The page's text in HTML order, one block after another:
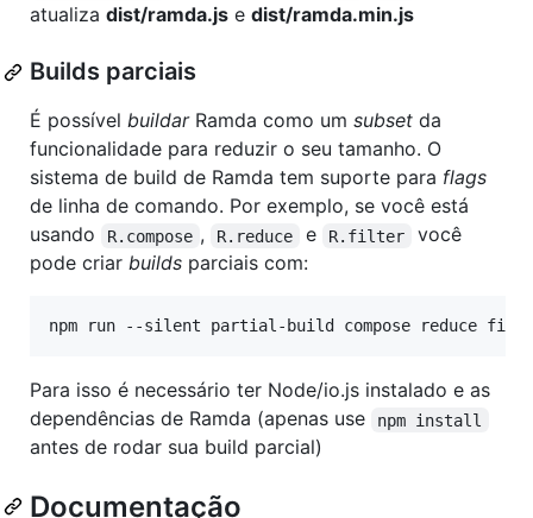
atualiza dist/ramda.js e dist/ramda.min.js
Builds parciais
É possível buildarRamda como um subset da
funcionalidade para reduzir o seu tamanho. O
sistema de build de Ramda tem suporte para flags
de linha de comando. Por exemplo, se você está
usando
R.compose , R.reduce e R.filter
você
pode criar builds parciais com:
Para isso é necessário ter Node/io.js instalado e as
dependências de Ramda (apenas use
npm install
antes de rodar sua build parcial)
Documentação